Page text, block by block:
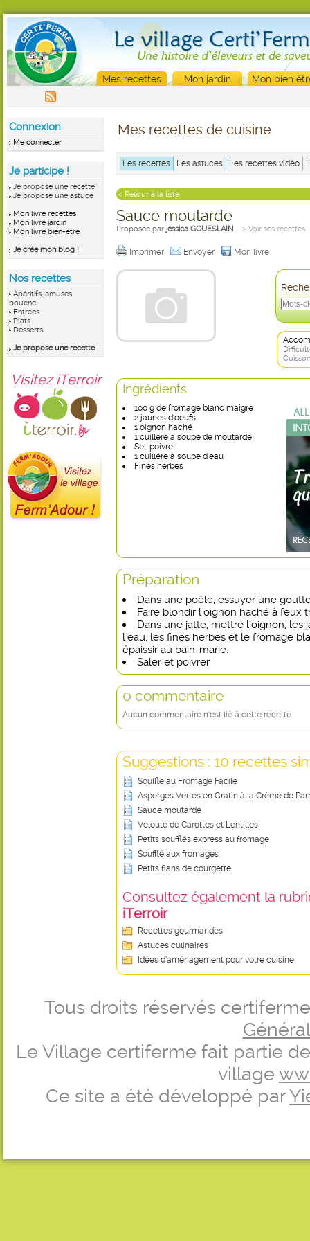
Mes recettes Mon jardin Mon bien
Connexion
Me connecter
Je participe !
Je propose une recette
Je propose une astuce
Mon livre recettes
Mon livre jardin
Mon livre bien-être
Je crée mon blog !
Nos recettes
Apéritifs, amuses
bouche
Entrées
Plats
Desserts
Je propose une recette
Visitez iTerroir
Mes recettes de cuisine
Les recettes Les astuces Les recettes vidéo
< Retour à la liste
Sauce moutarde
Proposée par jessica GOUESLAIN > Voir ses recettes
Imprimer Envoyer Mon livre
Ingrédients
100 g de fromage blanc maigre
2 jaunes d'oeufs
1 oignon haché
1 cuillère à soupe de moutarde
Sel, poivre
1 cuillére à soupe d'eau
Fines herbes
Préparation
Dans une poêle, essuyer une
Faire blondir l'oignon haché à feux
Dans une jatte, mettre l'oignon, les
l'eau, les fines herbes et le fromage
épaissir au bain-marie.
Saler et poivrer.
0 commentaire
Aucun commentaire n'est lié à cette recette
Suggestions : 10 recettes
Soufflé au Fromage Facile
Asperges Vertes en Gratin à la Crème de
Sauce moutarde
Velouté de Carottes et Lentilles
Petits soufflés express au fromage
Soufflé aux fromages
Petits flans de courgette
Consultez également la
iTerroir
Recettes gourmandes
Astuces culinaires
Idées d’aménagement pour votre cuisine
Tous droits réservés
Le Village certiferme fait partie
village
Ce site a été développé par